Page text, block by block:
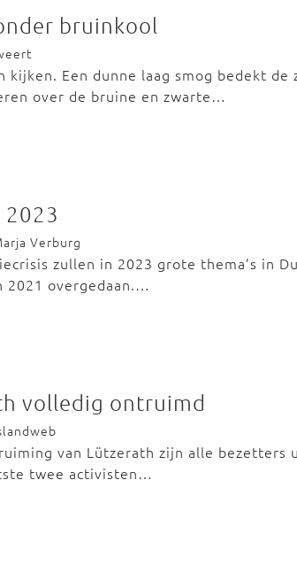
bruinkool
kijken. Een dunne laag smog bedekt de
over de bruine en zwarte…
Verburg
zullen in 2023 grote thema’s in
2021 overgedaan.…
volledig ontruimd
van Lützerath zijn alle bezetters
twee activisten…